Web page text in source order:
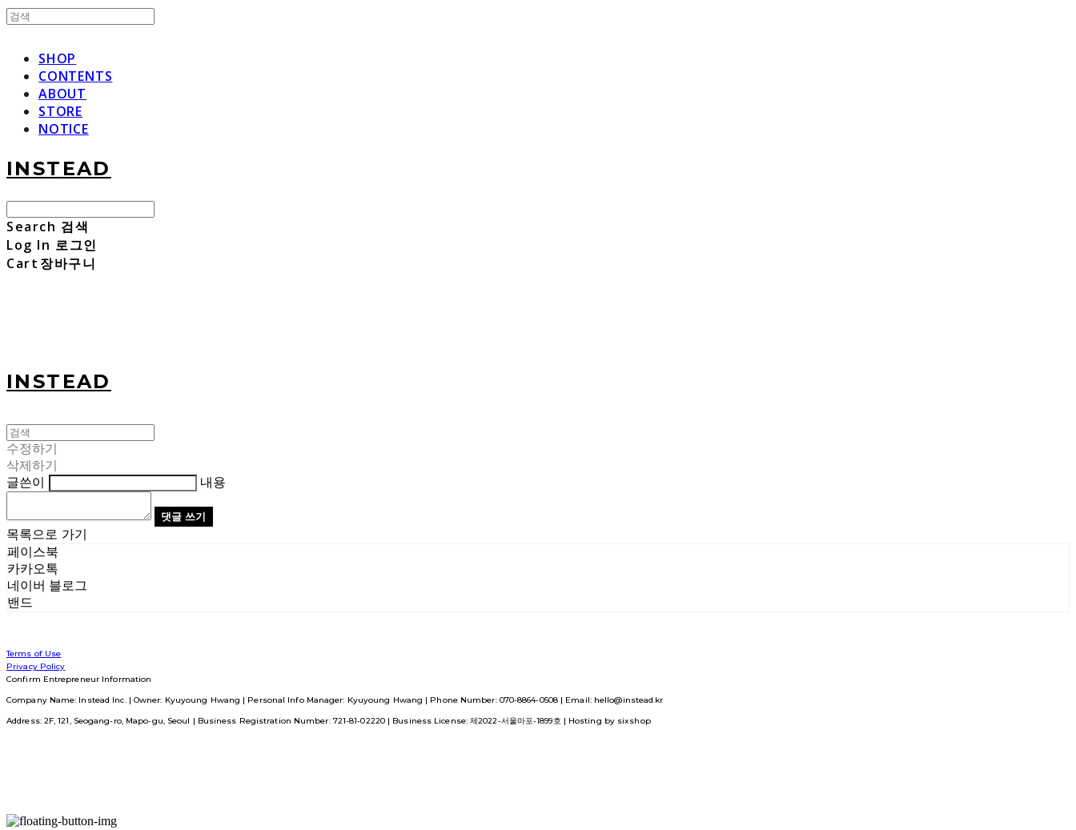
SHOP
CONTENTS
ABOUT
STORE
NOTICE
INSTEAD
Search 검색
Log In 로그인
Cart 장바구니
INSTEAD
수정하기
삭제하기
글쓴이
내용
댓글 쓰기
목록으로 가기
페이스북
카카오톡
네이버 블로그
밴드
Terms of Use
Privacy Policy
Confirm Entrepreneur Information
Company Name: Instead Inc. | Owner: Kyuyoung Hwang | Personal Info Manager: Kyuyoung Hwang | Phone Number: 070-8864-0508 | Email: hello@instead.kr
Address: 2F, 121, Seogang-ro, Mapo-gu, Seoul | Business Registration Number: 721-81-02220| Business License:제2022-서울마포-1899호 | Hosting by sixshop